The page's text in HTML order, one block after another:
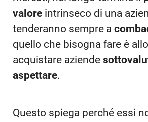
valore intrinseco di una
tenderanno sempre a
quello che bisogna fare è
acquistare aziende
aspettare.
Questo spiega perché essi